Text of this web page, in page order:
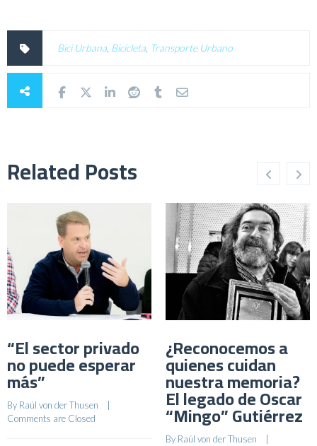
Bici Urbana Bicicleta Transporte Urbano
Related Posts
“El sector privado
no puede esperar
más”
By Raúl von der Thusen
Comments are Closed
¿Reconocemos a
quienes cuidan
nuestra memoria?
El legado de Oscar
“Mingo” Gutiérrez
By Raúl von der Thusen